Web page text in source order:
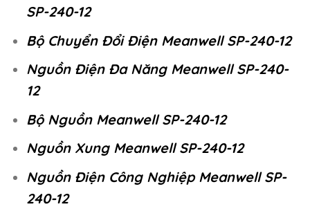
SP-240-12
Bộ Chuyển Đổi Điện Meanwell SP-240-12
Nguồn Điện Đa Năng Meanwell SP-240-
12
Bộ Nguồn Meanwell SP-240-12
Nguồn Xung Meanwell SP-240-12
Nguồn Điện Công Nghiệp Meanwell SP-
240-12